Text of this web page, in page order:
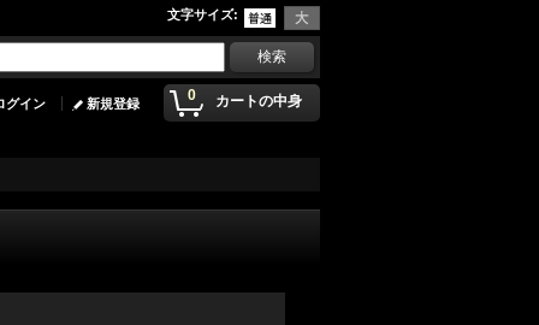
文字サイズ:
0 カートの中身
グイン 新規登録